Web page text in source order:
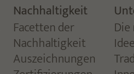
Nachhaltigkeit
Facetten der
Nachhaltigkeit
Auszeichnungen
Idee